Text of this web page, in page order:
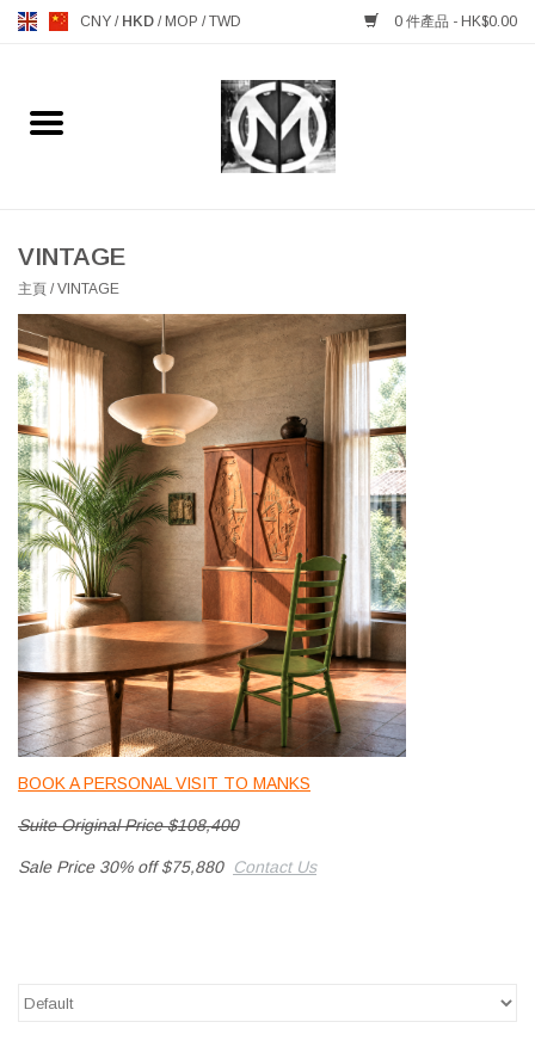
CNY / HKD / MOP /TWD 0 件產品 - HK$0.00
主頁
MANKS ANTIQUES 古董
LIGHTING 燈飾燈具
TABLEWARE 餐具
GIFTS & DECORATIVE 禮品
及雜項
HEALTHY LIVING 健康家居
LATEST ARRIVALS 最新扺港
MATER 系列
FREDERICIA 系列
新斯堪的納維亞餐具角 @ MANKS
STORIES 故事
VINTAGE
主頁 /VINTAGE
BOOK A PERSONAL VISIT TO MANKS
Suite Original Price $108,400
Sale Price 30% off $75,880 Contact Us